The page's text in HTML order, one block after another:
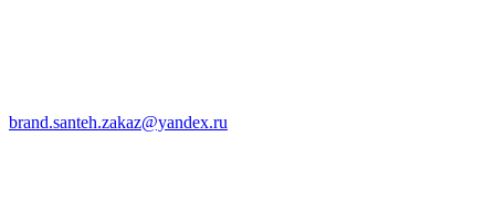
brand.santeh.zakaz@yandex.ru